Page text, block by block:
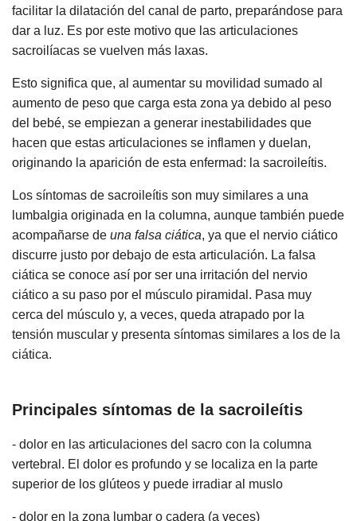
facilitar la dilatación del canal de parto, preparándose para
dar a luz. Es por este motivo que las articulaciones
sacroilíacas se vuelven más laxas.
Esto significa que, al aumentar su movilidad sumado al
aumento de peso que carga esta zona ya debido al peso
del bebé, se empiezan a generar inestabilidades que
hacen que estas articulaciones se inflamen y duelan,
originando la aparición de esta enfermad: la sacroileítis.
Los síntomas de sacroileítis son muy similares a una
lumbalgia originada en la columna, aunque también puede
acompañarse de una falsa ciática, ya que el nervio ciático
discurre justo por debajo de esta articulación. La falsa
ciática se conoce así por ser una irritación del nervio
ciático a su paso por el músculo piramidal. Pasa muy
cerca del músculo y, a veces, queda atrapado por la
tensión muscular y presenta síntomas similares a los de la
ciática.
Principales síntomas de la sacroileítis
- dolor en las articulaciones del sacro con la columna
vertebral. El dolor es profundo y se localiza en la parte
superior de los glúteos y puede irradiar al muslo
- dolor en la zona lumbar o cadera (a veces)